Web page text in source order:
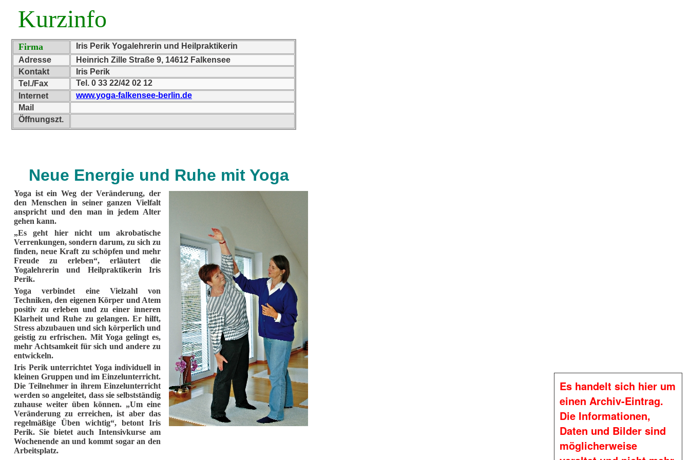
Kurzinfo
Firma
Iris Perik Yogalehrerin und Heilpraktikerin
Adresse
Heinrich Zille Straße 9, 14612 Falkensee
Kontakt
Iris Perik
Tel./Fax
Tel. 0 33 22/42 02 12
Internet
www.yoga-falkensee-berlin.de
Mail
Öffnungszt.
Neue Energie und Ruhe mit Yoga
Yoga ist ein Weg der Veränderung, der
den Menschen in seiner ganzen Vielfalt
anspricht und den man in jedem Alter
gehen kann.
„Es geht hier nicht um akrobatische
Verrenkungen, sondern darum, zu sich zu
finden, neue Kraft zu schöpfen und mehr
Freude zu erleben“, erläutert die
Yogalehrerin und Heilpraktikerin Iris
Perik.
Yoga verbindet eine Vielzahl von
Techniken, den eigenen Körper und Atem
positiv zu erleben und zu einer inneren
Klarheit und Ruhe zu gelangen. Er hilft,
Stress abzubauen und sich körperlich und
geistig zu erfrischen. Mit Yoga gelingt es,
mehr Achtsamkeit für sich und andere zu
entwickeln.
Iris Perik unterrichtet Yoga individuell in
kleinen Gruppen und im Einzelunterricht.
Die Teilnehmer in ihrem Einzelunterricht
werden so angeleitet, dass sie selbstständig
zuhause weiter üben können. „Um eine
Veränderung zu erreichen, ist aber das
regelmäßige Üben wichtig“, betont Iris
Perik. Sie bietet auch Intensivkurse am
Wochenende an und kommt sogar an den
Arbeitsplatz.
Es handelt sich hier um
einen Archiv-Eintrag.
Die Informationen,
Daten und Bilder sind
möglicherweise